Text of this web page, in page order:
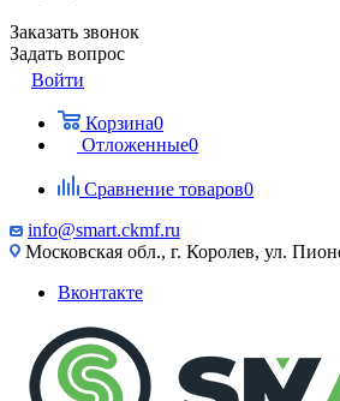
Заказать звонок
Задать вопрос
Войти
Корзина0
Отложенные0
Сравнение товаров0
info@smart.ckmf.ru
Московская обл., г. Королев, ул.
Вконтакте